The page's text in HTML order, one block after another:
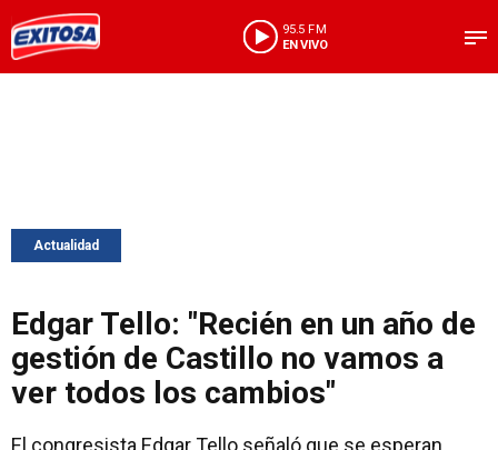
95.5 FM
EN VIVO
Actualidad
Edgar Tello: "Recién en un año de
gestión de Castillo no vamos a
ver todos los cambios"
El congresista Edgar Tello señaló que se esperan